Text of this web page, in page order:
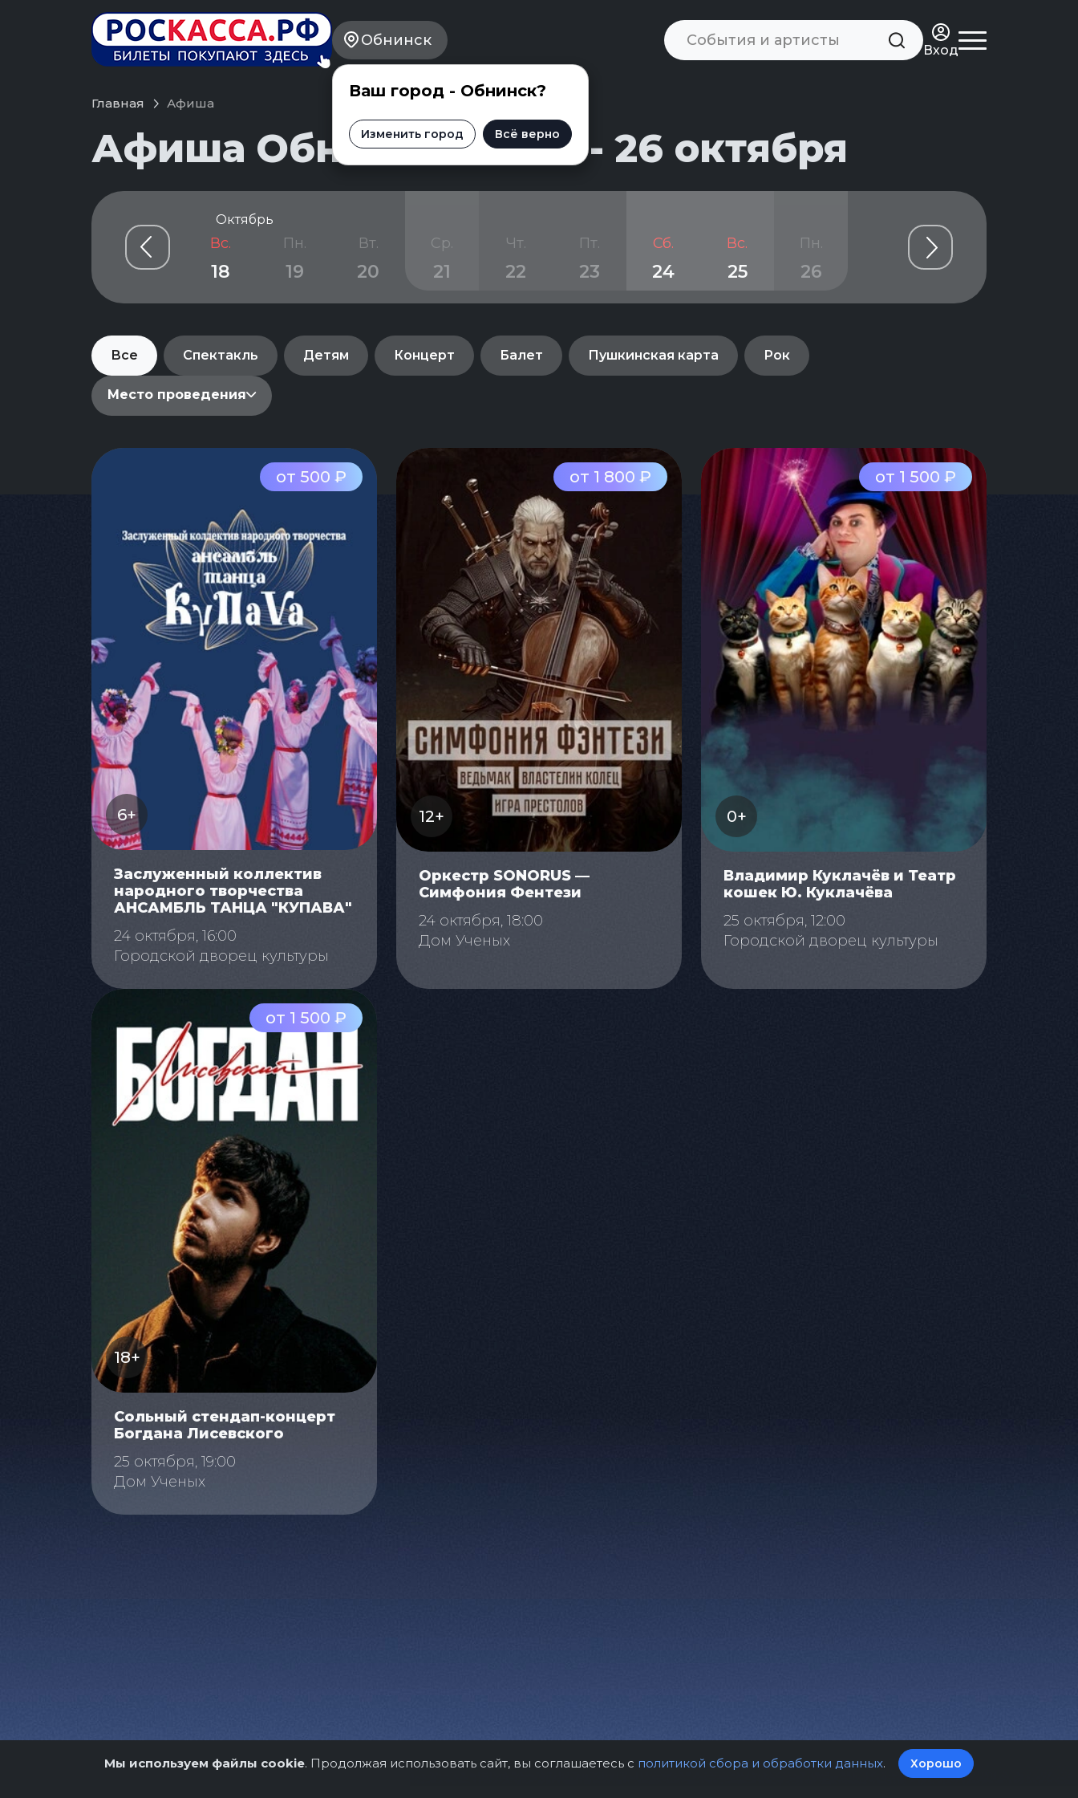
Обнинск
Ваш город - Обнинск?
Изменить город Всё верно
Вход
Главная Афиша
Афиша Обнинска на 21 - 26 октября
Октябрь
Сб.
17
Вс.
18
Пн.
19
Вт.
20
Ср.
21
Чт.
22
Пт.
23
Сб.
24
Вс.
25
Пн.
26
Ср.
28
Все Спектакль Детям Концерт Балет Пушкинская карта Рок
Место проведения
от 500 ₽
6+
Заслуженный коллектив
народного творчества
АНСАМБЛЬ ТАНЦА "КУПАВА"
24 октября, 16:00
Городской дворец культуры
от 1 800 ₽
12+
Оркестр SONORUS —
Симфония Фентези
24 октября, 18:00
Дом Ученых
от 1 500 ₽
0+
Владимир Куклачёв и Театр
кошек Ю. Куклачёва
25 октября, 12:00
Городской дворец культуры
от 1 500 ₽
18+
Сольный стендап-концерт
Богдана Лисевского
25 октября, 19:00
Дом Ученых
Мы используем файлы cookie. Продолжая использовать сайт, вы соглашаетесь с политикой сбора и обработки данных. Хорошо